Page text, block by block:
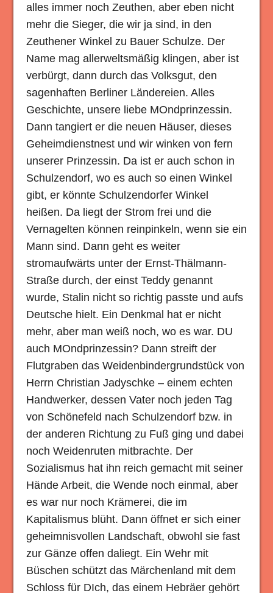
alles immer noch Zeuthen, aber eben nicht
mehr die Sieger, die wir ja sind, in den
Zeuthener Winkel zu Bauer Schulze. Der
Name mag allerweltsmäßig klingen, aber ist
verbürgt, dann durch das Volksgut, den
sagenhaften Berliner Ländereien. Alles
Geschichte, unsere liebe MOndprinzessin.
Dann tangiert er die neuen Häuser, dieses
Geheimdienstnest und wir winken von fern
unserer Prinzessin. Da ist er auch schon in
Schulzendorf, wo es auch so einen Winkel
gibt, er könnte Schulzendorfer Winkel
heißen. Da liegt der Strom frei und die
Vernagelten können reinpinkeln, wenn sie ein
Mann sind. Dann geht es weiter
stromaufwärts unter der Ernst-Thälmann-
Straße durch, der einst Teddy genannt
wurde, Stalin nicht so richtig passte und aufs
Deutsche hielt. Ein Denkmal hat er nicht
mehr, aber man weiß noch, wo es war. DU
auch MOndprinzessin? Dann streift der
Flutgraben das Weidenbindergrundstück von
Herrn Christian Jadyschke – einem echten
Handwerker, dessen Vater noch jeden Tag
von Schönefeld nach Schulzendorf bzw. in
der anderen Richtung zu Fuß ging und dabei
noch Weidenruten mitbrachte. Der
Sozialismus hat ihn reich gemacht mit seiner
Hände Arbeit, die Wende noch einmal, aber
es war nur noch Krämerei, die im
Kapitalismus blüht. Dann öffnet er sich einer
geheimnisvollen Landschaft, obwohl sie fast
zur Gänze offen daliegt. Ein Wehr mit
Büschen schützt das Märchenland mit dem
Schloss für DIch, das einem Hebräer gehört